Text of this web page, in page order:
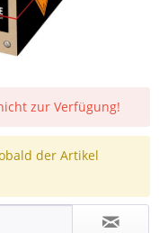
zur Verfügung!
der Artikel